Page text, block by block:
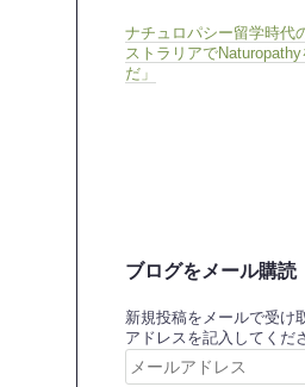
ナチュロパシー留学時代
ストラリアで
だ」
ブログをメール購読
新規投稿をメールで受け
アドレスを記入してくだ
ー